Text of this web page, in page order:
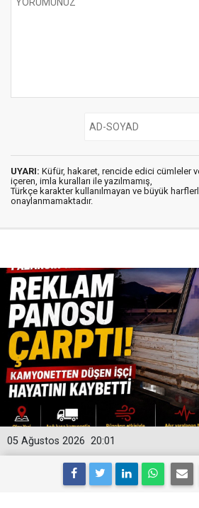
UYARI: Küfür, hakaret, rencide edici cümleler
içeren, imla kuralları ile yazılmamış,
Türkçe karakter kullanılmayan ve büyük
onaylanmamaktadır.
20:01
05 Ağustos 2026